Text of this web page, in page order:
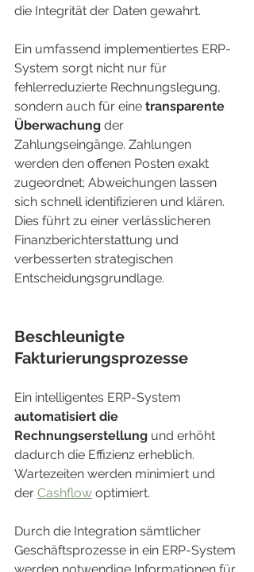
die Integrität der Daten gewahrt.
Ein umfassend implementiertes ERP-
System sorgt nicht nur für
fehlerreduzierte Rechnungslegung,
sondern auch für eine transparente
Überwachung der
Zahlungseingänge. Zahlungen
werden den offenen Posten exakt
zugeordnet; Abweichungen lassen
sich schnell identifizieren und klären.
Dies führt zu einer verlässlicheren
Finanzberichterstattung und
verbesserten strategischen
Entscheidungsgrundlage.
Beschleunigte
Fakturierungsprozesse
Ein intelligentes ERP-System
automatisiert die
Rechnungserstellung und erhöht
dadurch die Effizienz erheblich.
Wartezeiten werden minimiert und
der Cashflow optimiert.
Durch die Integration sämtlicher
Geschäftsprozesse in ein ERP-System